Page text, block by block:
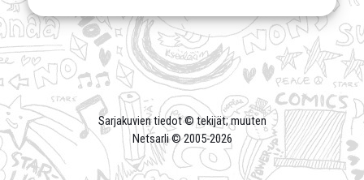
Sarjakuvien tiedot © tekijät; muuten
Netsarli © 2005-2026